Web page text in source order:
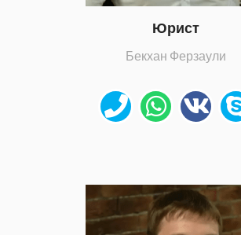
Юрист
Бекхан Ферзаули